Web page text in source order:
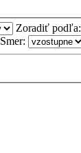
Zoradiť podľa:
Smer: